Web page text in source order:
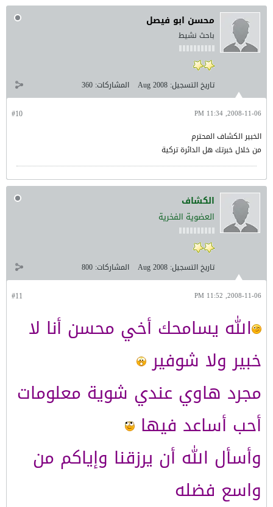
محسن ابو فيصل
باحث نشيط
تاريخ التسجيل: Aug 2008 المشاركات: 360
#10 2008-11-06, 11:34 PM
الخبير الكشاف المحترم
من خلال خبرتك هل الدائرة تركية
الكشاف
العضوية الفخرية
تاريخ التسجيل: Aug 2008 المشاركات: 800
#11 2008-11-06, 11:52 PM
الله يسامحك أخي محسن أنا لا
خبير ولا شوفير
مجرد هاوي عندي شوية معلومات
أحب أساعد فيها
وأسأل الله أن يرزقنا وإياكم من
واسع فضله